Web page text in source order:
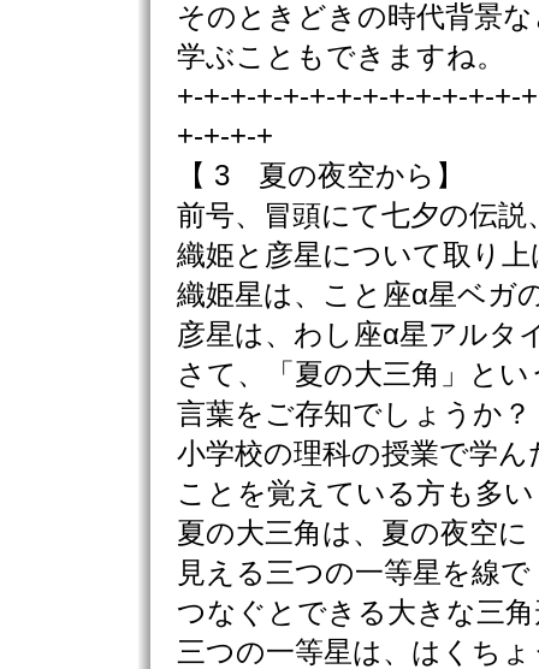
そのときどきの時代背景
学ぶこともできますね。
+-+-+-+-+-+-+-+-+-+-+-+-+-
+-+-+-+
【 3 夏の夜空から】
前号、冒頭にて七夕の伝説
織姫と彦星について取り
織姫星は、こと座α星ベガ
彦星は、わし座α星アルタ
さて、「夏の大三角」とい
言葉をご存知でしょうか？
小学校の理科の授業で学ん
ことを覚えている方も多
夏の大三角は、夏の夜空に
見える三つの一等星を線で
つなぐとできる大きな三
三つの一等星は、はくち